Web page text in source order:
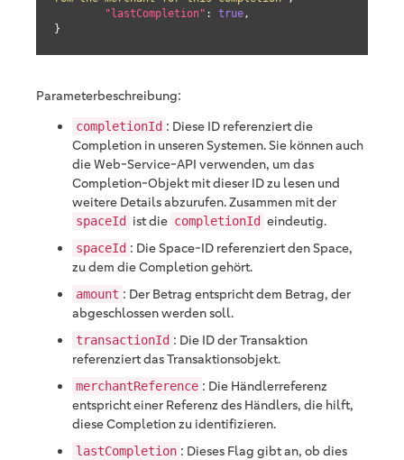
"lastCompletion" : true,
}
Parameterbeschreibung:
completionId : Diese ID referenziert die
Completion in unseren Systemen. Sie können auch
die Web-Service-API verwenden, um das
Completion-Objekt mit dieser ID zu lesen und
weitere Details abzurufen. Zusammen mit der
spaceId ist die completionId eindeutig.
spaceId : Die Space-ID referenziert den Space,
zu dem die Completion gehört.
amount : Der Betrag entspricht dem Betrag, der
abgeschlossen werden soll.
transactionId : Die ID der Transaktion
referenziert das Transaktionsobjekt.
merchantReference : Die Händlerreferenz
entspricht einer Referenz des Händlers, die hilft,
diese Completion zu identifizieren.
lastCompletion : Dieses Flag gibt an, ob dies